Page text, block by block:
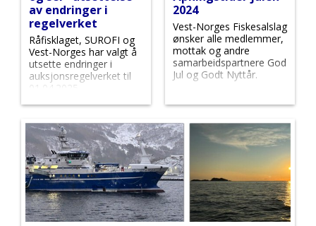
av endringer i
regelverket
Råfisklaget, SUROFI og
Vest-Norges har valgt å
utsette endringer i
auksjonsregelverket til
01.04.2025.
2024
Vest-Norges Fiskesalslag
ønsker alle medlemmer,
mottak og andre
samarbeidspartnere God
Jul og Godt Nyttår.